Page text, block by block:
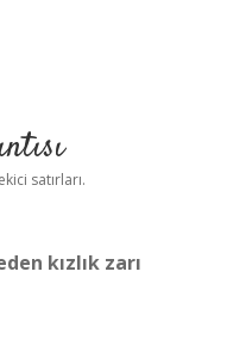
satırları.
kızlık zarı